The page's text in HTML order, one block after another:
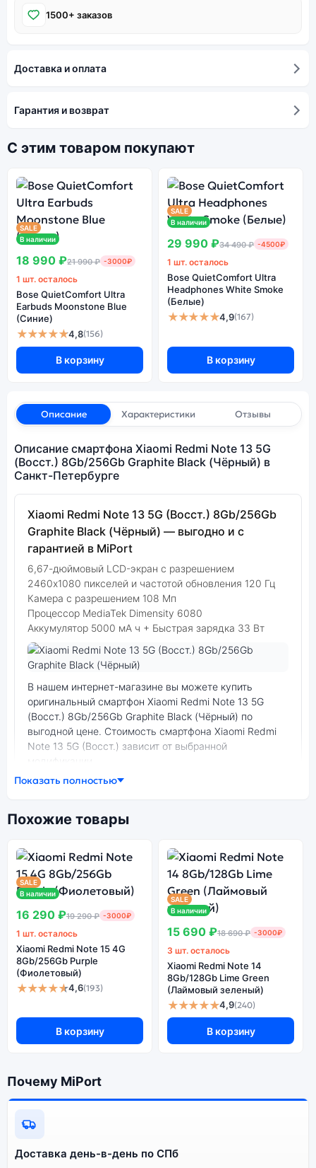
1500+ заказов
Доставка и оплата
Гарантия и возврат
С этим товаром покупают
SALE
В наличии
18 990 ₽21 990 ₽ -3000₽
1 шт. осталось
Bose QuietComfort Ultra
Earbuds Moonstone Blue
(Синие)
★★★★★4,8(156)
В корзину
SALE
В наличии
29 990 ₽34 490 ₽ -4500₽
1 шт. осталось
Bose QuietComfort Ultra
Headphones White Smoke
(Белые)
★★★★★4,9(167)
В корзину
Описание Характеристики Отзывы
Описание смартфона Xiaomi Redmi Note 13 5G
(Восст.) 8Gb/256Gb Graphite Black (Чёрный) в
Санкт-Петербурге
Xiaomi Redmi Note 13 5G (Восст.) 8Gb/256Gb
Graphite Black (Чёрный) — выгодно и с
гарантией в MiPort
6,67-дюймовый LCD-экран с разрешением
2460х1080 пикселей и частотой обновления 120 Гц
Камера с разрешением 108 Мп
Процессор MediaTek Dimensity 6080
Аккумулятор 5000 мА ч + Быстрая зарядка 33 Вт
В нашем интернет-магазине вы можете купить
оригинальный смартфон Xiaomi Redmi Note 13 5G
(Восст.) 8Gb/256Gb Graphite Black (Чёрный) по
выгодной цене. Стоимость смартфона Xiaomi Redmi
Note 13 5G (Восст.) зависит от выбранной
смартфон Xiaomi Redmi Note 13 5G (Восст.)
сочетание цены, производительности и дизайна.
— выбирайте под свои задачи.
Ознакомиться с детальными характеристиками
Xiaomi Redmi Note 13 5G (Восст.) 8Gb/256Gb Graphite
Black (Чёрный) можно ниже, в разделе
«Характеристики». Если выбранной конфигурации нет
в наличии — оформите заказ на сайте, и мы привезём
её в кратчайшие сроки. Доступна экспресс-доставка
по Санкт-Петербургу и самовывоз.
Почему стоит купить смартфон
Энергоемкий
Показать полностью
Похожие товары
SALE
В наличии
16 290 ₽19 290 ₽ -3000₽
1 шт. осталось
Xiaomi Redmi Note 15 4G
8Gb/256Gb Purple
(Фиолетовый)
★★★★★4,6(193)
В корзину
SALE
В наличии
15 690 ₽18 690 ₽ -3000₽
3 шт. осталось
Xiaomi Redmi Note 14
8Gb/128Gb Lime Green
(Лаймовый зеленый)
★★★★★4,9(240)
В корзину
Почему MiPort
Доставка день-в-день по СПб